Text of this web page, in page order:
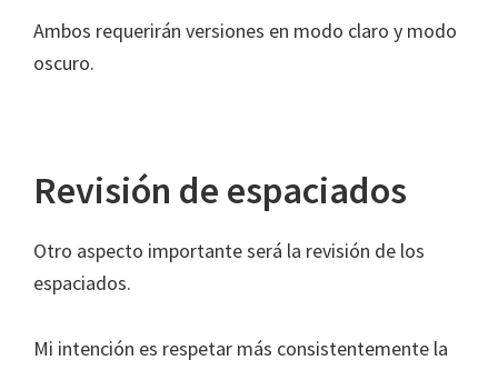
Ambos requerirán versiones en modo claro y modo
oscuro.
Revisión de espaciados
Otro aspecto importante será la revisión de los
espaciados.
Mi intención es respetar más consistentemente la